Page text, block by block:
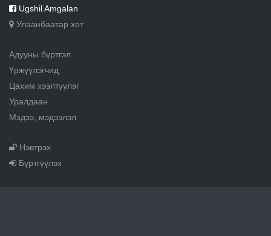
Ugshil Amgalan
Улаанбаатар хот
Адууны бүртгэл
Үржүүлэгчид
Цахим хээлтүүлэг
Уралдаан
Мэдээ, мэдээлэл
Нэвтрэх
Бүртгүүлэх